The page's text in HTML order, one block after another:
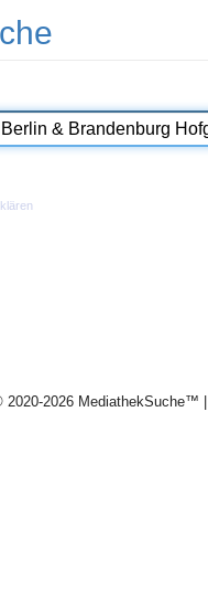
2020-2026 MediathekSuche™ |